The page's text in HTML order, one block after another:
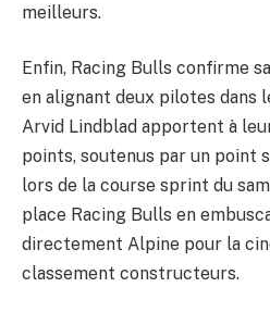
meilleurs.
Enfin, Racing Bulls confirme
en alignant deux pilotes dans
Arvid Lindblad apportent à
points, soutenus par un point
lors de la course sprint du
place Racing Bulls en
directement Alpine pour la
classement constructeurs.